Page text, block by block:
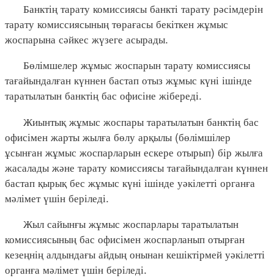
Банктің тарату комиссиясы банкті тарату рәсімдерін
тарату комиссиясының төрағасы бекіткен жұмыс
жоспарына сәйкес жүзеге асырады.
Бөлімшелер жұмыс жоспарын тарату комиссиясы
тағайындалған күннен бастап отыз жұмыс күні ішінде
таратылатын банктің бас офисіне жібереді.
Жиынтық жұмыс жоспары таратылатын банктің бас
офисімен жарты жылға бөлу арқылы (бөлімшілер
ұсынған жұмыс жоспарларын ескере отырып) бір жылға
жасалады және тарату комиссиясы тағайындалған күннен
бастап қырық бес жұмыс күні ішінде уәкілетті органға
мәлімет үшін беріледі.
Жыл сайынғы жұмыс жоспарлары таратылатын
комиссиясының бас офисімен жоспарланып отырған
кезеңнің алдындағы айдың онынан кешіктірмей уәкілетті
органға мәлімет үшін беріледі.